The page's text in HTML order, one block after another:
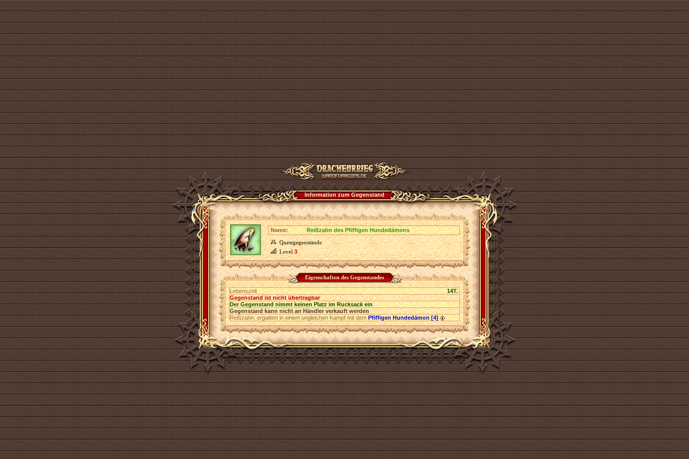
Information zum Gegenstand
Name:
Reißzahn des Pfiffigen Hundedämons
Questgegenstände
Level3
Eigenschaften des Gegenstandes
Lebenszeit
14T.
Gegenstand ist nicht übertragbar
Der Gegenstand nimmt keinen Platz im Rucksack ein
Gegenstand kann nicht an Händler verkauft werden
Reißzahn, ergattert in einem ungleichen Kampf mit demPfiffigen Hundedämon [4] .